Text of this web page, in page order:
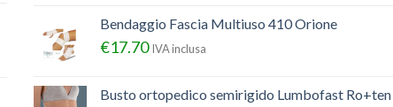
Bendaggio Fascia Multiuso 410 Orione
€17.70 IVA inclusa
Busto ortopedico semirigido Lumbofast Ro+ten